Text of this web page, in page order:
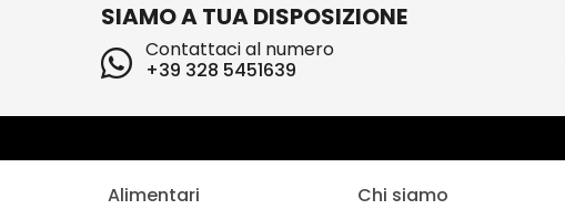
SIAMO A TUA DISPOSIZIONE
Contattaci al numero
+39 328 5451639
Alimentari
Chi siamo